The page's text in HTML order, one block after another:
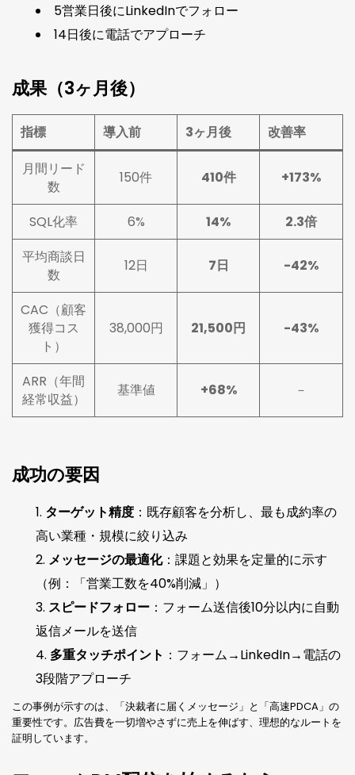
5営業日後にLinkedInでフォロー
14日後に電話でアプローチ
成果（3ヶ月後）
指標 導入前 3ヶ月後
改善率
月間リード
数
150件 410件 +173%
SQL化率 6% 14%
2.3倍
平均商談日
数
12日 7日 -42%
CAC（顧客
獲得コス
ト）
38,000円 21,500円 -43%
ARR（年間
経常収益）
基準値 +68% －
成功の要因
ターゲット精度 ：既存顧客を分析し、最も成約率の
高い業種・規模に絞り込み
メッセージの最適化：課題と効果を定量的に示す
（例：「営業工数を40%削減」）
スピードフォロー ：フォーム送信後10分以内に自動
返信メールを送信
多重タッチポイント ：フォーム→LinkedIn→電話の
3段階アプローチ
この事例が示すのは、「決裁者に届くメッセージ」と「高速PDCA」の
重要性です。広告費を一切増やさずに売上を伸ばす、理想的なルートを
証明しています。